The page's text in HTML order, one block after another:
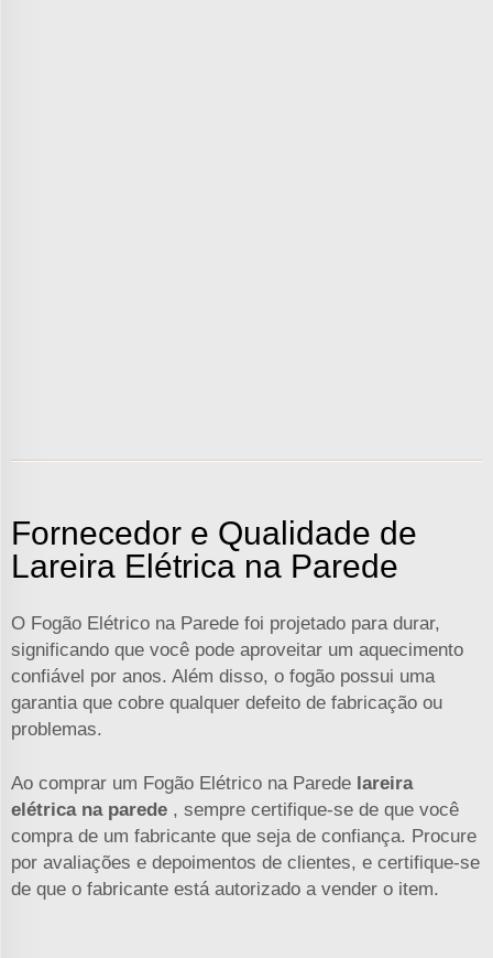
Fornecedor e Qualidade de
Lareira Elétrica na Parede
O Fogão Elétrico na Parede foi projetado para durar,
significando que você pode aproveitar um aquecimento
confiável por anos. Além disso, o fogão possui uma
garantia que cobre qualquer defeito de fabricação ou
problemas.
Ao comprar um Fogão Elétrico na Parede lareira
elétrica na parede , sempre certifique-se de que você
compra de um fabricante que seja de confiança. Procure
por avaliações e depoimentos de clientes, e certifique-se
de que o fabricante está autorizado a vender o item.